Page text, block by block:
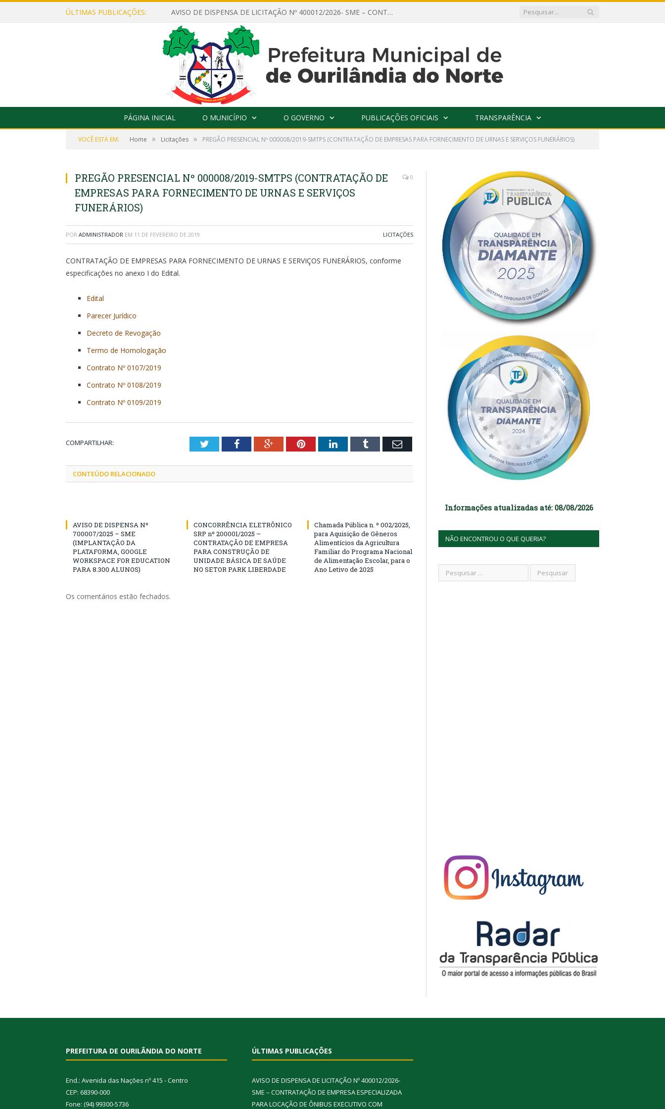
ÚLTIMAS PUBLICAÇÕES: AVISO DE DISPENSA DE LICITAÇÃO Nº 400012/2026- SME – CONTRATAÇÃO DE EMPRESA ESPECIALIZADA PARA LOCAÇÃO DE ÔNIBUS EXECUTIVO COM CAPACIDADE DE 60 (SESSENTA) POLTRONAS, PARA TRANSPORTAR PROFESSORES RESPONSÁVEIS E ALUNOS PARA BRASÍLIA, COM SAÍDA DIA 10/08/2026 E RETORNO DIA 14/08/2026
PÁGINA INICIAL O MUNICÍPIO O GOVERNO PUBLICAÇÕES OFICIAIS TRANSPARÊNCIA
VOCÊ ESTÁ EM: Home » Licitações » PREGÃO PRESENCIAL Nº 000008/2019-SMTPS (CONTRATAÇÃO DE EMPRESAS PARA FORNECIMENTO DE URNAS E SERVIÇOS FUNERÁRIOS)
PREGÃO PRESENCIAL Nº 000008/2019-SMTPS (CONTRATAÇÃO DE
EMPRESAS PARA FORNECIMENTO DE URNAS E SERVIÇOS
FUNERÁRIOS)
0
POR ADMINISTRADOR EM 11 DE FEVEREIRO DE 2019 LICITAÇÕES
CONTRATAÇÃO DE EMPRESAS PARA FORNECIMENTO DE URNAS E SERVIÇOS FUNERÁRIOS, conforme
especificações no anexo I do Edital.
Edital
Parecer Jurídico
Decreto de Revogação
Termo de Homologação
Contrato Nº 0107/2019
Contrato Nº 0108/2019
Contrato Nº 0109/2019
COMPARTILHAR: TwitterFacebookGoogle+PinterestLinkedInTumblr Email
CONTEÚDO RELACIONADO
AVISO DE DISPENSA Nº
700007/2025 – SME
(IMPLANTAÇÃO DA
PLATAFORMA, GOOGLE
WORKSPACE FOR EDUCATION
PARA 8.300 ALUNOS)
CONCORRÊNCIA ELETRÔNICO
SRP nº 200001/2025 –
CONTRATAÇÃO DE EMPRESA
PARA CONSTRUÇÃO DE
UNIDADE BÁSICA DE SAÚDE
NO SETOR PARK LIBERDADE
Chamada Pública n. º 002/2025,
para Aquisição de Gêneros
Alimentícios da Agricultura
Familiar do Programa Nacional
de Alimentação Escolar, para o
Ano Letivo de 2025
Os comentários estão fechados.
Informações atualizadas até: 08/08/2026
NÃO ENCONTROU O QUE QUERIA?
PREFEITURA DE OURILÂNDIA DO NORTE
End.: Avenida das Nações nº 415 - Centro
CEP: 68390-000
Fone: (94) 99300-5736
ÚLTIMAS PUBLICAÇÕES
AVISO DE DISPENSA DE LICITAÇÃO Nº 400012/2026-
SME – CONTRATAÇÃO DE EMPRESA ESPECIALIZADA
PARA LOCAÇÃO DE ÔNIBUS EXECUTIVO COM